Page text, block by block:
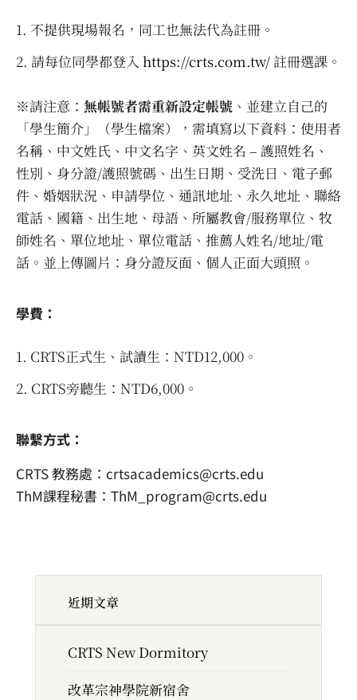
不提供現場報名，同工也無法代為註冊。
請每位同學都登入 https://crts.com.tw/ 註冊選課。
※請注意： 無帳號者需重新設定帳號 、並建立自己的
「學生簡介」（學生檔案），需填寫以下資料：使用者
名稱、中文姓氏、中文名字、英文姓名 – 護照姓名、
性別、身分證/護照號碼、出生日期、受洗日、電子郵
件、婚姻狀況、申請學位、通訊地址、永久地址、聯絡
電話、國籍、出生地、母語、所屬教會/服務單位、牧
師姓名、單位地址、單位電話、推薦人姓名/地址/電
話。並上傳圖片：身分證反面、個人正面大頭照。
學費：
CRTS正式生、試讀生：NTD12,000。
CRTS旁聽生：NTD6,000。
聯繫方式：
CRTS 教務處：crtsacademics@crts.edu
ThM課程秘書：ThM_program@crts.edu
近期文章
CRTS New Dormitory
改革宗神學院新宿舍